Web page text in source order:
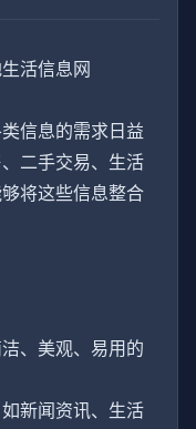
活信息网
信息的需求日益
二手交易、生活
将这些信息整合
、美观、易用的
新闻资讯、生活